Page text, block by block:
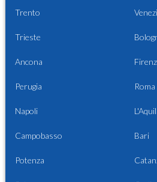
Trento
Trieste
Ancona
Perugia Roma
Napoli
Campobasso Bari
Potenza